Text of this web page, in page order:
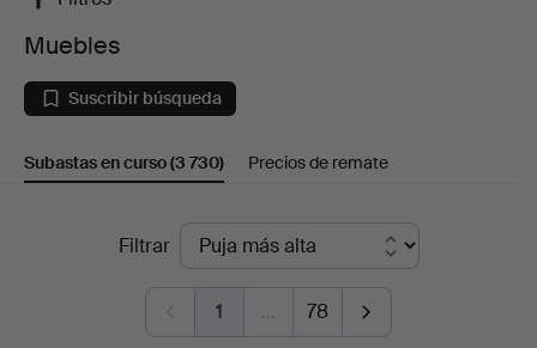
Muebles
Muebles
Suscribir búsqueda
Subastas en curso(3 730) Precios de remate
SubastasFiltrar
1 … 78